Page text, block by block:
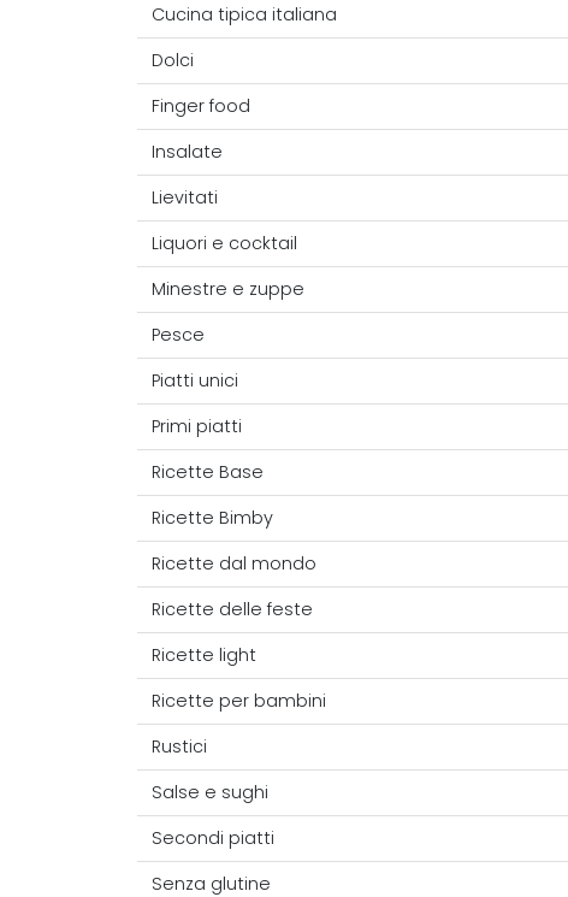
Cucina tipica italiana
Dolci
Finger food
Insalate
Lievitati
Liquori e cocktail
Minestre e zuppe
Pesce
Piatti unici
Primi piatti
Ricette Base
Ricette Bimby
Ricette dal mondo
Ricette delle feste
Ricette light
Ricette per bambini
Rustici
Salse e sughi
Secondi piatti
Senza glutine